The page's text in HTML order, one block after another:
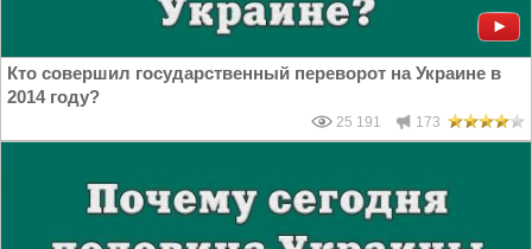
Кто совершил государственный переворот на Украине в
2014 году?
25 191 173